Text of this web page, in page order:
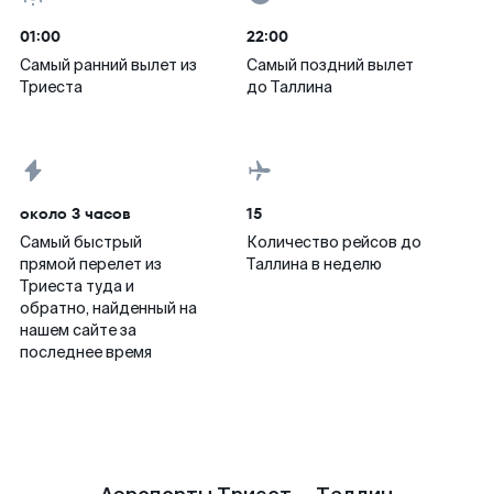
01:00
Самый ранний вылет из
Триеста
22:00
Самый поздний вылет
до Таллина
около 3 часов
Самый быстрый
прямой перелет из
Триеста туда и
обратно, найденный на
нашем сайте за
последнее время
15
Количество рейсов до
Таллина в неделю